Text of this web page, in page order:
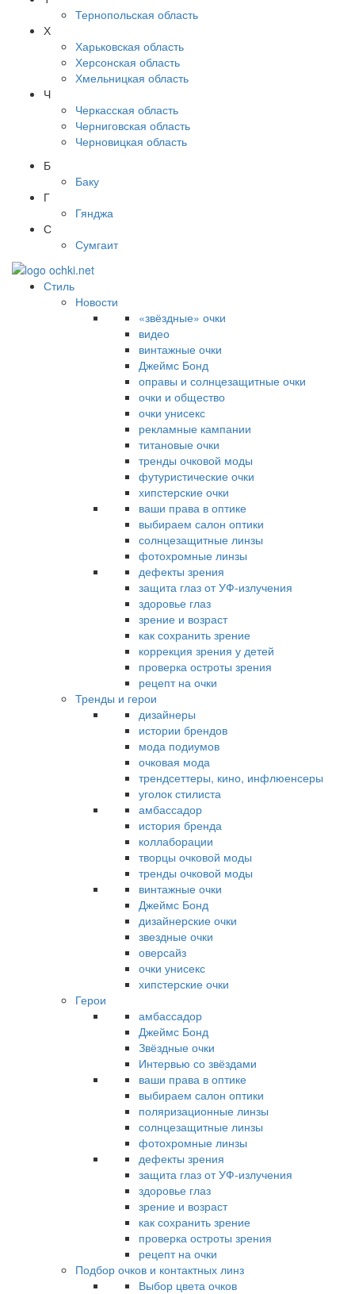
Тернопольская область
Х
Харьковская область
Херсонская область
Хмельницкая область
Ч
Черкасская область
Черниговская область
Черновицкая область
Б
Баку
Г
Гянджа
С
Сумгаит
Стиль
Новости
«звёздные» очки
видео
винтажные очки
Джеймс Бонд
оправы и солнцезащитные очки
очки и общество
очки унисекс
рекламные кампании
титановые очки
тренды очковой моды
футуристические очки
хипстерские очки
ваши права в оптике
выбираем салон оптики
солнцезащитные линзы
фотохромные линзы
дефекты зрения
защита глаз от УФ-излучения
здоровье глаз
зрение и возраст
как сохранить зрение
коррекция зрения у детей
проверка остроты зрения
рецепт на очки
Тренды и герои
дизайнеры
истории брендов
мода подиумов
очковая мода
трендсеттеры, кино, инфлюенсеры
уголок стилиста
амбассадор
история бренда
коллаборации
творцы очковой моды
тренды очковой моды
винтажные очки
Джеймс Бонд
дизайнерские очки
звездные очки
оверсайз
очки унисекс
хипстерские очки
Герои
амбассадор
Джеймс Бонд
Звёздные очки
Интервью со звёздами
ваши права в оптике
выбираем салон оптики
поляризационные линзы
солнцезащитные линзы
фотохромные линзы
дефекты зрения
защита глаз от УФ-излучения
здоровье глаз
зрение и возраст
как сохранить зрение
проверка остроты зрения
рецепт на очки
Подбор очков и контактных линз
Выбор цвета очков